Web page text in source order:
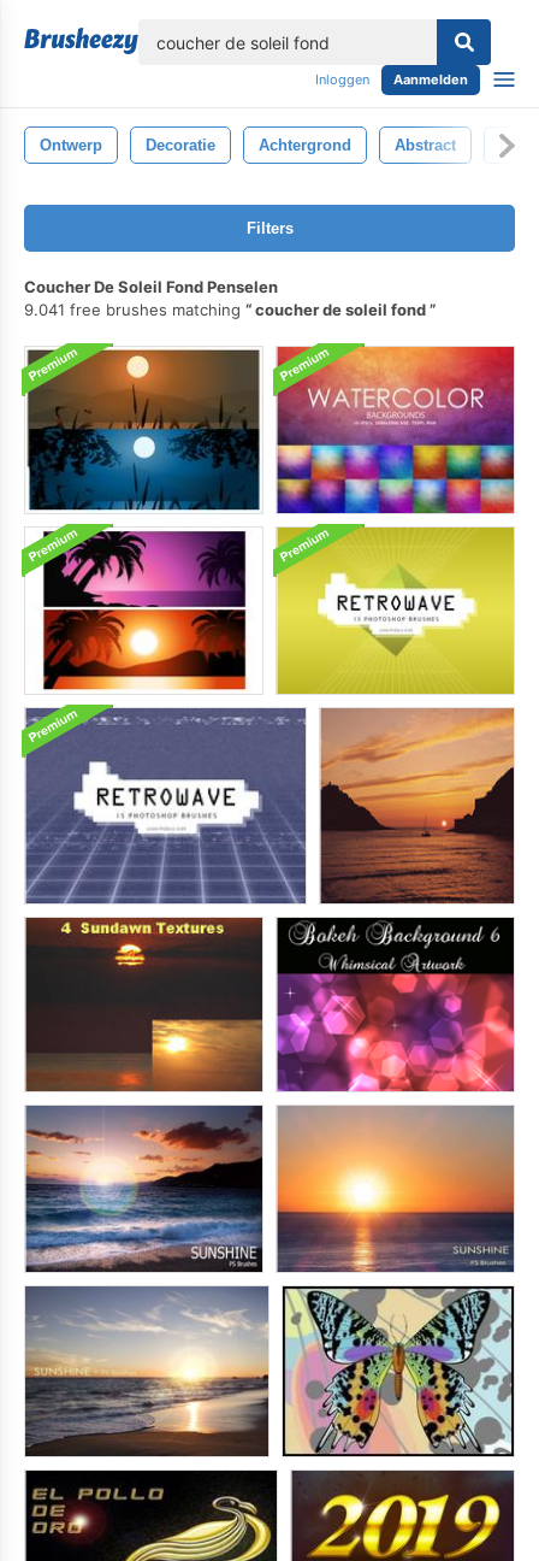
Inloggen Aanmelden
Ontwerp Decoratie Achtergrond Abstract
Filters
Coucher De Soleil Fond Penselen
9.041 free brushes matching
coucher de soleil fond